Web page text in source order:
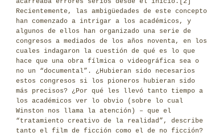
Recientemente, las ambigüedades de este concepto
han comenzado a intrigar a los académicos, y
algunos de ellos han organizado una serie de
congresos a mediados de los años noventa, en los
cuales indagaron la cuestión de qué es lo que
hace que una obra fílmica o videográfica sea o
no un “documental”. ¿Hubieran sido necesarios
estos congresos si los pioneros hubieran sido
más precisos? ¿Por qué les llevó tanto tiempo a
los académicos ver lo obvio (sobre lo cual
Winston nos llama la atención) – que el
“tratamiento creativo de la realidad”, describe
tanto el film de ficción como el de no ficción?